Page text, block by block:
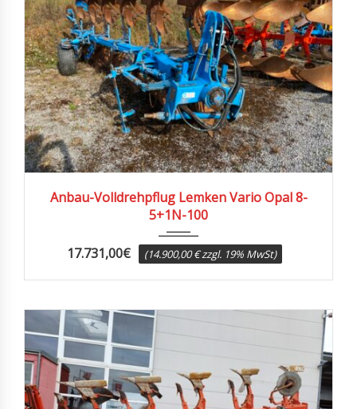
Anbau-Volldrehpflug Lemken Vario Opal 8-
5+1N-100
17.731,00€ (14.900,00 € zzgl. 19% MwSt)